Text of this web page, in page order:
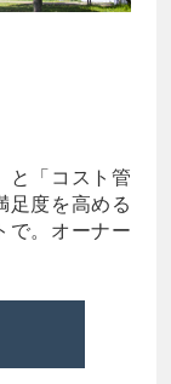
と「コスト管
足度を高める
で。オーナー